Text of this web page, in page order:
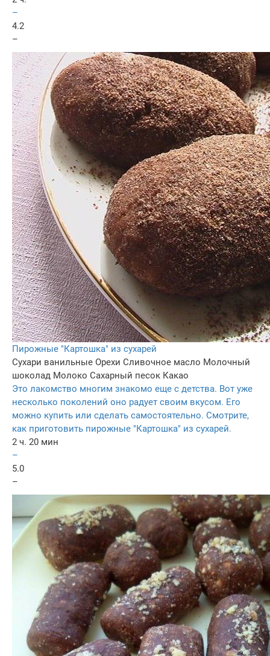
–
4.2
–
Пирожные "Картошка" из сухарей
Сухари ванильные Орехи Сливочное масло Молочный
шоколад Молоко Сахарный песок Какао
Это лакомство многим знакомо еще с детства. Вот уже
несколько поколений оно радует своим вкусом. Его
можно купить или сделать самостоятельно. Смотрите,
как приготовить пирожные "Картошка" из сухарей.
2 ч. 20 мин
–
5.0
–